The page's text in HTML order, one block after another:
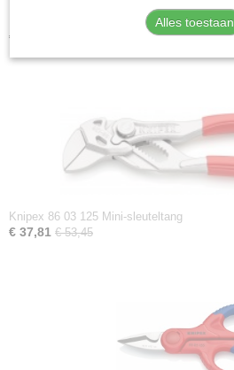
Knipex 45 11 170 Montagetang
€ 35,95
Knipex 86 03 125 Mini-sleuteltang
€ 37,81 € 53,45
Alles toestaan